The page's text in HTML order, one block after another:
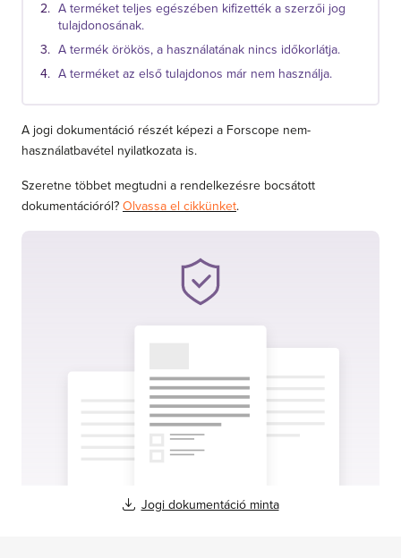
A terméket teljes egészében kifizették a szerzői jog
tulajdonosának.
A termék örökös, a használatának nincs időkorlátja.
A terméket az első tulajdonos már nem használja.
A jogi dokumentáció részét képezi a Forscope nem-
használatbavétel nyilatkozata is.
Szeretne többet megtudni a rendelkezésre bocsátott
dokumentációról? Olvassa el cikkünket.
Jogi dokumentáció minta